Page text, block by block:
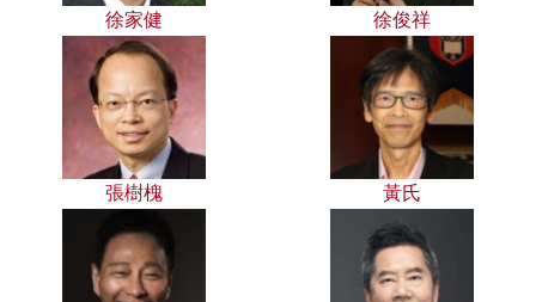
徐家健 徐俊祥
張樹槐 黃氏